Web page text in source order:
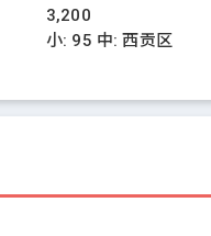
3,200
小: 95 中:西贡区